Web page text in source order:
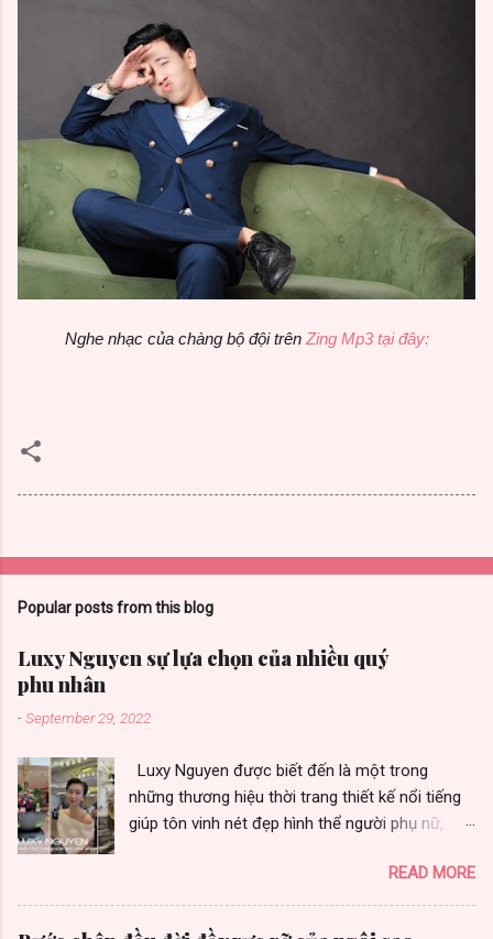
Nghe nhạc của chàng bộ đội trên Zing Mp3 tại đây:
Popular posts from this blog
Luxy Nguyen sự lựa chọn của nhiều quý
phu nhân
-September 29, 2022
Luxy Nguyen được biết đến là một trong
những thương hiệu thời trang thiết kế nổi tiếng
giúp tôn vinh nét đẹp hình thể người phụ nữ,
đẹp sang trọng. Thương hiệu thời trang Luxy
Nguyen gây ấn tượng bởi chất lượng và sự đa
dạng trong từng thiết kế. Là sự lựa chọn của
READ MORE